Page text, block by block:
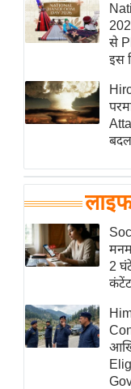
हॉलीवुड
फिल्म
News
घरेलू नुस्खे
पर्यटन
फिटनेस
राजनीति
विश्लेषण
मातृभूमि
से
इस
2
कंटेंट